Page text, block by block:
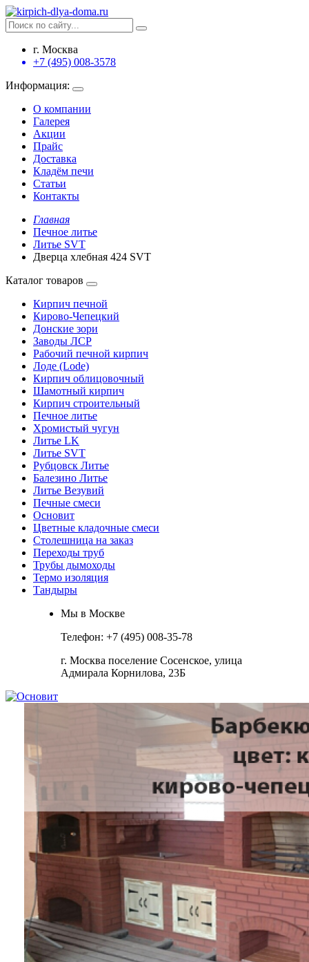
г. Москва
+7 (495) 008-3578
Информация:
О компании
Галерея
Акции
Прайс
Доставка
Кладём печи
Статьи
Контакты
Главная
Печное литье
Литье SVT
Дверца хлебная 424 SVT
Каталог товаров
Кирпич печной
Кирово-Чепецкий
Донские зори
Заводы ЛСР
Рабочий печной кирпич
Лоде (Lode)
Кирпич облицовочный
Шамотный кирпич
Кирпич строительный
Печное литье
Хромистый чугун
Литье LK
Литье SVT
Рубцовск Литье
Балезино Литье
Литье Везувий
Печные смеси
Основит
Цветные кладочные смеси
Столешница на заказ
Переходы труб
Трубы дымоходы
Термо изоляция
Тандыры
Мы в Москве
Телефон: +7 (495) 008-35-78
г. Москва поселение Сосенское, улица
Адмирала Корнилова, 23Б